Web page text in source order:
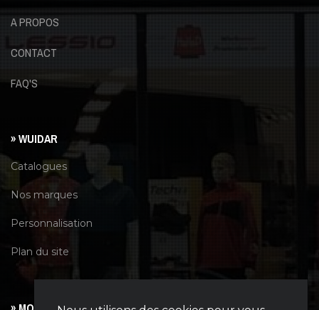
A PROPOS
CONTACT
FAQ'S
» WUIDAR
Catalogues
Nos marques
Personnalisation
Plan du site